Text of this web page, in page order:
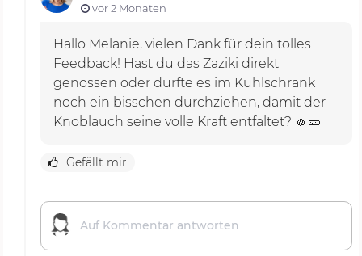
vor 2 Monaten
Hallo Melanie, vielen Dank für dein tolles
Feedback! Hast du das Zaziki direkt
genossen oder durfte es im Kühlschrank
noch ein bisschen durchziehen, damit der
Knoblauch seine volle Kraft entfaltet? 🧄🥒
Gefällt mir